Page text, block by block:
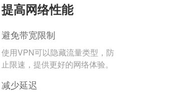
提高网络性能
避免带宽限制
使用VPN可以隐藏流量类型，防
止限速，提供更好的网络体验。
减少延迟